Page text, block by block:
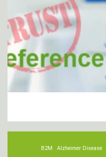
Alzheimer Disease
B2M